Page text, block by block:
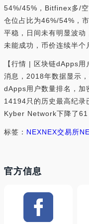
54%/45%，Bitfinex多/
仓位占比为46%/54%，
平稳，日间未有明显波动
未能成功，币价连续半个
【行情 | 区块链dApps
消息，2018年数据显示
dApps用户数量排名，
14194只的历史最高纪录
Kyber Network下降了61
标签： NEXNEX交易所
官方信息